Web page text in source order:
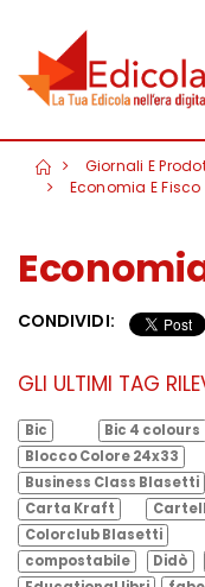
Giornali E
Economia E Fisco
CONDIVIDI:
GLI ULTIMI TAG
Bic Bic 4 colours
Blocco Colore 24x33
Business Class Blasetti
Carta Kraft
Colorclub Blasetti
compostabile
Didò